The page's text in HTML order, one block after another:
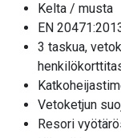
Kelta / musta
EN
3 taskua,
Vetoketjun
Resori